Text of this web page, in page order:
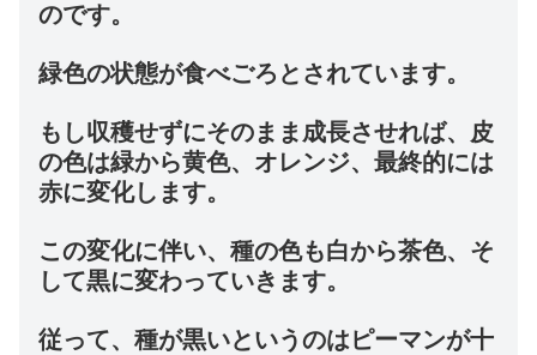
のです。
緑色の状態が食べごろとされています。
もし収穫せずにそのまま成長させれば、皮
の色は緑から黄色、オレンジ、最終的には
赤に変化します。
この変化に伴い、種の色も白から茶色、そ
して黒に変わっていきます。
従って、種が黒いというのはピーマンが十